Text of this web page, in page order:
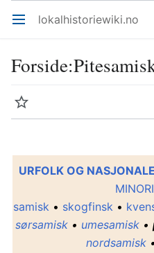
Åpne hovedmenyen lokalhistoriewiki.no
Forside:
Overvåk
URFOLK OG
samisk • skogfinsk •
sørsamisk • umesamisk •
nordsamisk •